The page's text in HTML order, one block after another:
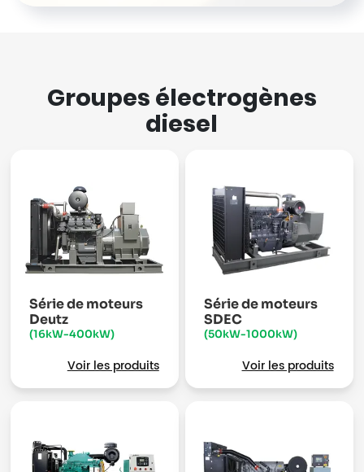
Groupes électrogènes
diesel
Série de moteurs
Deutz
(16kW-400kW)
Voir les produits
Série de moteurs
SDEC
(50kW-1000kW)
Voir les produits